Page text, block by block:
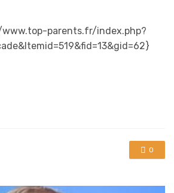
parents.fr/index.php?
0